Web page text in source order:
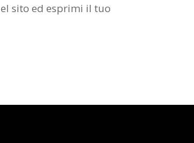
sito ed esprimi il tuo